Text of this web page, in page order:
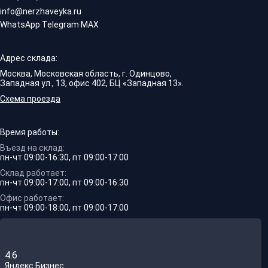
info@nerzhaveyka.ru
WhatsApp·Telegram·MAX
Адрес склада:
Москва, Московская область, г. Одинцово,
Западная ул., 13, офис 402, БЦ «Западная 13».
Схема проезда
Время работы:
Въезд на склад:
пн-чт 09:00-16:30, пт 09:00-17:00
Склад работает:
пн-чт 09:00-17:00, пт 09:00-16:30
Офис работает:
пн-чт 09:00-18:00, пт 09:00-17:00
4.6
Яндекс.Бизнес